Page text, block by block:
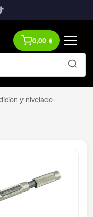
0,00 €
y nivelado›